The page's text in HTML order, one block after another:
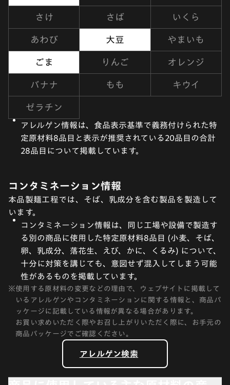
さけ さば いくら
あわび 大豆 やまいも
ごま りんご オレンジ
バナナ もも キウイ
ゼラチン
アレルゲン情報は、食品表示基準で義務付けられた特
定原材料8品目と表示が推奨されている20品目の合計
28品目について掲載しています。
コンタミネーション情報
本品製麺工程では、そば、乳成分を含む製品を製造して
います。
コンタミネーション情報は、同じ工場や設備で製造す
る別の商品に使用した特定原材料8品目 (小麦、そば、
卵、乳成分、落花生、えび、かに、くるみ) について、
十分に対策を講じても、意図せず混入してしまう可能
性があるものを掲載しています。
※使用する原材料の変更などの理由で、ウェブサイトに掲載して
いるアレルゲンやコンタミネーションに関する情報と、商品パ
ッケージに記載している情報が異なる場合があります。
お買い求めいただく際やお召し上がりいただく際に、お手元の
商品パッケージでご確認ください。
アレルゲン検索